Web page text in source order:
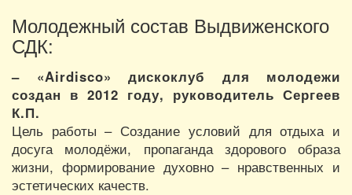
Молодежный состав Выдвиженского
СДК:
– «Airdisco» дискоклуб для молодежи
создан в 2012 году, руководитель Сергеев
К.П.
Цель работы – Создание условий для отдыха и
досуга молодёжи, пропаганда здорового образа
жизни, формирование духовно – нравственных и
эстетических качеств.